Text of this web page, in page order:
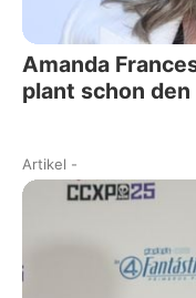
Amanda
plant schon
Artikel -